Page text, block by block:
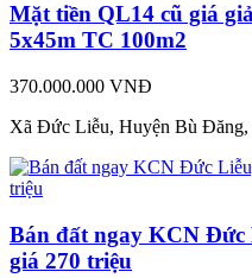
Mặt tiền QL14 cũ giá
5x45m TC 100m2
370.000.000 VNĐ
Xã Đức Liễu, Huyện Bù Đăng,
Bán đất ngay KCN
giá 270 triệu